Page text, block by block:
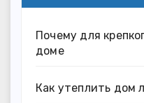
Почему для
доме
Как утеплить дом